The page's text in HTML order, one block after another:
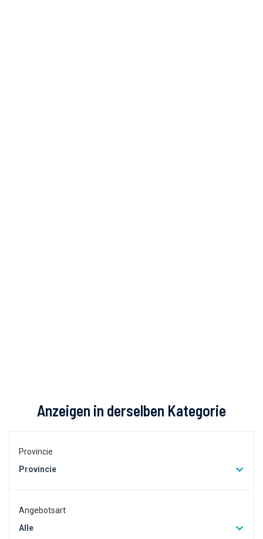
Anzeigen in derselben Kategorie
Provincie
Provincie
Angebotsart
Alle